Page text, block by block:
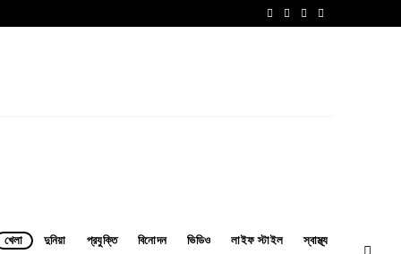
খেলা দুনিয়া প্রযুক্তি বিনোদন ভিডিও লাইফ স্টাইল
স্বাস্থ্য